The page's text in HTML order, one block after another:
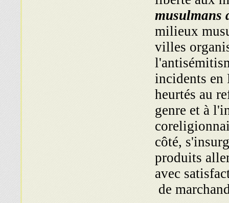
musulmans
milieux
villes
incidents en
heurtés au
genre et à
côté,
produits
avec
de